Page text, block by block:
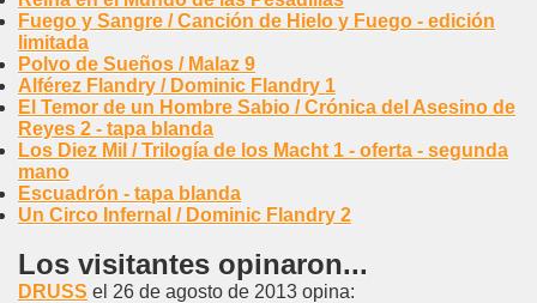
Fuego y Sangre / Canción de Hielo y Fuego - edición
limitada
Polvo de Sueños / Malaz 9
Alférez Flandry / Dominic Flandry 1
El Temor de un Hombre Sabio / Crónica del Asesino de
Reyes 2 - tapa blanda
Los Diez Mil / Trilogía de los Macht 1 - oferta - segunda
mano
Escuadrón - tapa blanda
Un Circo Infernal / Dominic Flandry 2
Los visitantes opinaron...
DRUSS el 26 de agosto de 2013 opina: